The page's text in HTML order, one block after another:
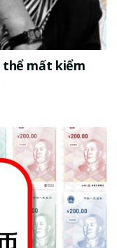
thể mất kiểm